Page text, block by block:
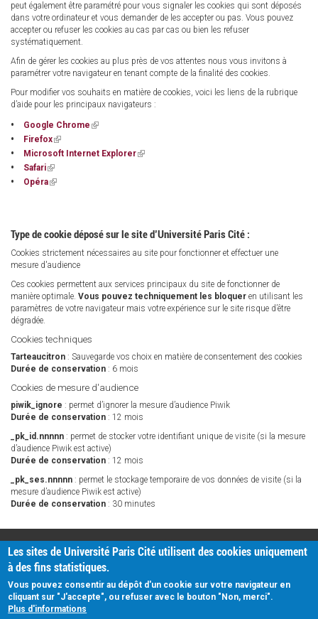
peut également être paramétré pour vous signaler les cookies qui sont déposés
dans votre ordinateur et vous demander de les accepter ou pas. Vous pouvez
accepter ou refuser les cookies au cas par cas ou bien les refuser
systématiquement.
Afin de gérer les cookies au plus près de vos attentes nous vous invitons à
paramétrer votre navigateur en tenant compte de la finalité des cookies.
Pour modifier vos souhaits en matière de cookies, voici les liens de la rubrique
d’aide pour les principaux navigateurs :
Google Chrome (link
external)
Firefox(link
is
external)
Microsoft Internet Explorer(link
Safari(link
is
Opéra(link
Type de cookie déposé sur le site d’Université Paris Cité :
Cookies strictement nécessaires au site pour fonctionner et effectuer une
mesure d'audience
Ces cookies permettent aux services principaux du site de fonctionner de
manière optimale. Vous pouvez techniquement les bloquer en utilisant les
paramètres de votre navigateur mais votre expérience sur le site risque d’être
dégradée.
Cookies techniques
Tarteaucitron : Sauvegarde vos choix en matière de consentement des cookies
Durée de conservation : 6 mois
Cookies de mesure d'audience
piwik_ignore : permet d’ignorer la mesure d’audience Piwik
Durée de conservation : 12 mois
_pk_id.nnnnn : permet de stocker votre identifiant unique de visite (si la mesure
d’audience Piwik est active)
Durée de conservation : 12 mois
_pk_ses.nnnnn : permet le stockage temporaire de vos données de visite (si la
mesure d’audience Piwik est active)
Durée de conservation : 30 minutes
PRATIQUE
Plan d'accès
Intranet
Mentions légales
Données personnelles
Les sites de Université Paris Cité utilisent des cookies uniquement
à des fins statistiques.
Vous pouvez consentir au dépôt d'un cookie sur votre navigateur en
cliquant sur "J'accepte", ou refuser avec le bouton "Non, merci".
Plus d'informations